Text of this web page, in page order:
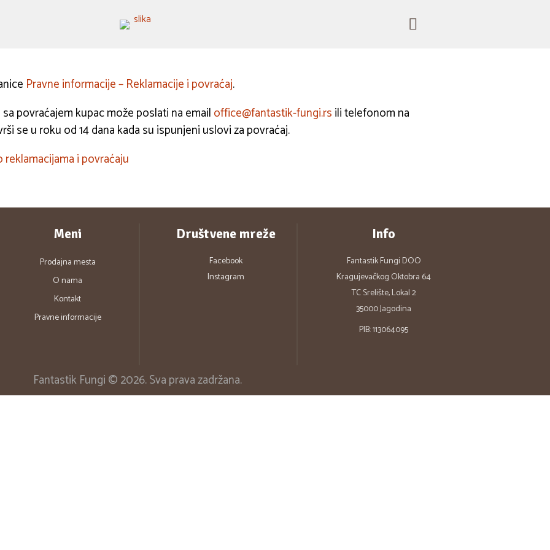
Pravne informacije – Reklamacije i povraćaj.
povraćajem kupac može poslati na emailoffice@fantastik-fungi.rsili telefonom na
se u roku od 14 dana kada su ispunjeni uslovi za povraćaj.
i povraćaju
Meni
Prodajna mesta
O nama
Kontakt
Pravne informacije
Društvene mreže
Facebook
Instagram
Info
Fantastik Fungi DOO
Kragujevačkog Oktobra 64
TC Srelište, Lokal 2
35000 Jagodina
PIB: 113064095
Fantastik Fungi © 2026. Sva prava zadržana.